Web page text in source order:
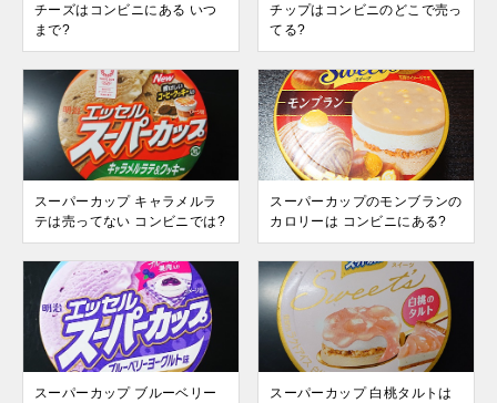
チーズはコンビニにある いつ
まで?
チップはコンビニのどこで売っ
てる?
スーパーカップ キャラメルラ
テは売ってない コンビニでは?
スーパーカップのモンブランの
カロリーは コンビニにある?
スーパーカップ ブルーベリー スーパーカップ 白桃タルトは